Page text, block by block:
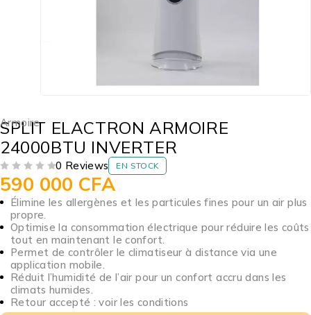
Armoire
SPLIT ELACTRON ARMOIRE
24000BTU INVERTER
0 Reviews EN STOCK
590 000 CFA
Élimine les allergènes et les particules fines pour un air plus
propre.
Optimise la consommation électrique pour réduire les coûts
tout en maintenant le confort.
Permet de contrôler le climatiseur à distance via une
application mobile.
Réduit l’humidité de l’air pour un confort accru dans les
climats humides.
Retour accepté : voir les conditions